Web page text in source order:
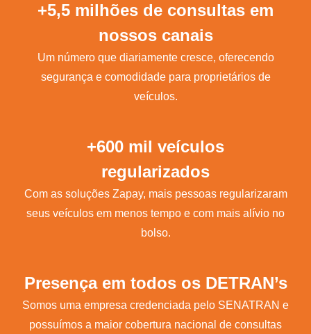
+5,5 milhões de consultas em
nossos canais
Um número que diariamente cresce, oferecendo
segurança e comodidade para proprietários de
veículos.
+600 mil veículos
regularizados
Com as soluções Zapay, mais pessoas regularizaram
seus veículos em menos tempo e com mais alívio no
bolso.
Presença em todos os DETRAN’s
Somos uma empresa credenciada pelo SENATRAN e
possuímos a maior cobertura nacional de consultas